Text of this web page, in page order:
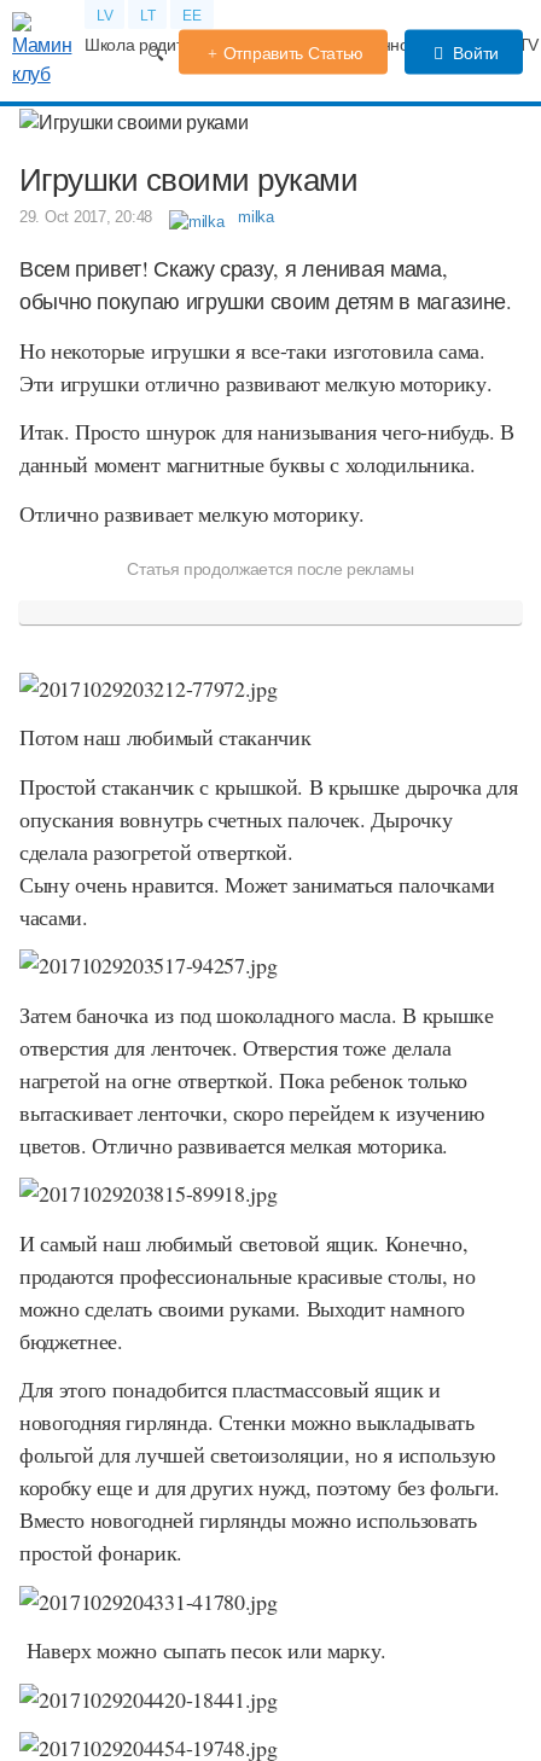
LV LT EE
Школа родителей Календарь беременности Форум
Отправить Статью Войти
Игрушки своими руками
29. Oct 2017, 20:48 milka
Всем привет! Скажу сразу, я ленивая мама,
обычно покупаю игрушки своим детям в магазине.
Но некоторые игрушки я все-таки изготовила сама.
Эти игрушки отлично развивают мелкую моторику.
Итак. Просто шнурок для нанизывания чего-нибудь. В
данный момент магнитные буквы с холодильника.
Отлично развивает мелкую моторику.
Статья продолжается после рекламы
Потом наш любимый стаканчик
Простой стаканчик с крышкой. В крышке дырочка для
опускания вовнутрь счетных палочек. Дырочку
сделала разогретой отверткой.
Сыну очень нравится. Может заниматься палочками
часами.
Затем баночка из под шоколадного масла. В крышке
отверстия для ленточек. Отверстия тоже делала
нагретой на огне отверткой. Пока ребенок только
вытаскивает ленточки, скоро перейдем к изучению
цветов. Отлично развивается мелкая моторика.
И самый наш любимый световой ящик. Конечно,
продаются профессиональные красивые столы, но
можно сделать своими руками. Выходит намного
бюджетнее.
Для этого понадобится пластмассовый ящик и
новогодняя гирлянда. Стенки можно выкладывать
фольгой для лучшей светоизоляции, но я использую
коробку еще и для других нужд, поэтому без фольги.
Вместо новогодней гирлянды можно использовать
простой фонарик.
Наверх можно сыпать песок или марку.